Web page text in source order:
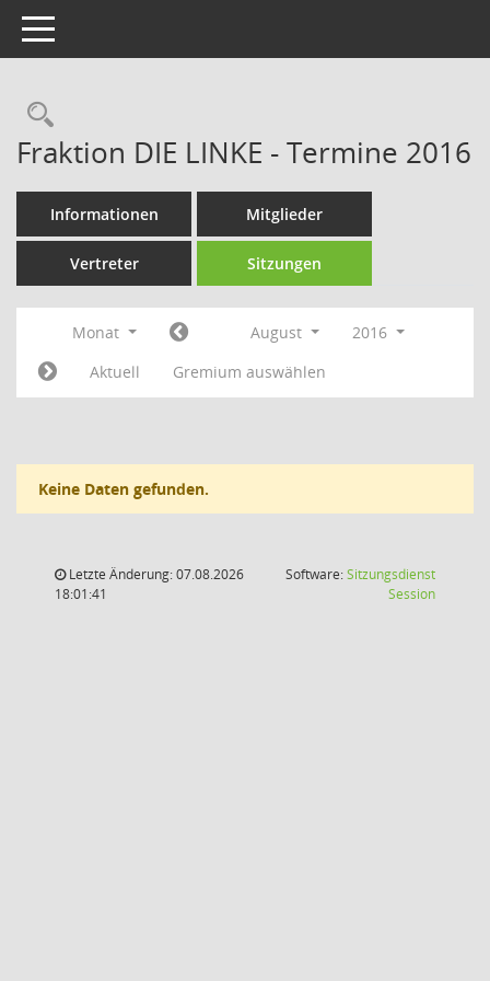
Toggle navigation
Rechercheauswahl
Fraktion DIE LINKE - Termine 2016
Informationen Mitglieder
Vertreter Sitzungen
Monat August
2016
Aktuell
Gremium auswählen
Keine Daten gefunden.
Letzte Änderung: 07.08.2026
18:01:41
Software:Sitzungsdienst
Session(Wird in